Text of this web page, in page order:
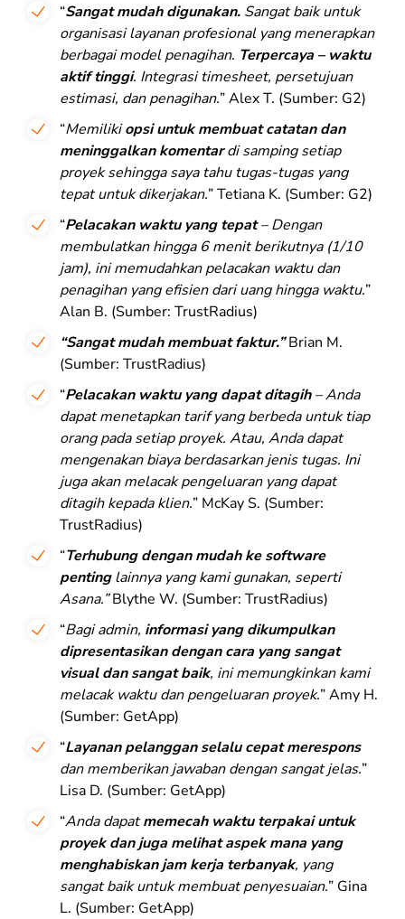
“Sangat mudah digunakan. Sangat baik untuk
organisasi layanan profesional yang menerapkan
berbagai model penagihan. Terpercaya – waktu
aktif tinggi. Integrasi timesheet, persetujuan
estimasi, dan penagihan.” Alex T. (Sumber: G2)
“Memilikiopsi untuk membuat catatan dan
meninggalkan komentardi samping setiap
proyek sehingga saya tahu tugas-tugas yang
tepat untuk dikerjakan.” Tetiana K. (Sumber: G2)
“Pelacakan waktu yang tepat– Dengan
membulatkan hingga 6 menit berikutnya (1/10
jam), ini memudahkan pelacakan waktu dan
penagihan yang efisien dari uang hingga waktu.”
Alan B. (Sumber: TrustRadius)
“Sangat mudah membuat faktur.”Brian M.
(Sumber: TrustRadius)
“Pelacakan waktu yang dapat ditagih– Anda
dapat menetapkan tarif yang berbeda untuk tiap
orang pada setiap proyek. Atau, Anda dapat
mengenakan biaya berdasarkan jenis tugas. Ini
juga akan melacak pengeluaran yang dapat
ditagih kepada klien.” McKay S. (Sumber:
TrustRadius)
“Terhubung dengan mudah ke software
pentinglainnya yang kami gunakan, seperti
Asana.”Blythe W. (Sumber: TrustRadius)
“Bagi admin, informasi yang dikumpulkan
dipresentasikan dengan cara yang sangat
visual dan sangat baik, ini memungkinkan kami
melacak waktu dan pengeluaran proyek.” Amy H.
(Sumber: GetApp)
“Layanan pelanggan selalu cepat merespons
dan memberikan jawaban dengan sangat jelas.”
Lisa D. (Sumber: GetApp)
“Anda dapatmemecah waktu terpakai untuk
proyek dan juga melihat aspek mana yang
menghabiskan jam kerja terbanyak, yang
sangat baik untuk membuat penyesuaian.” Gina
L. (Sumber: GetApp)